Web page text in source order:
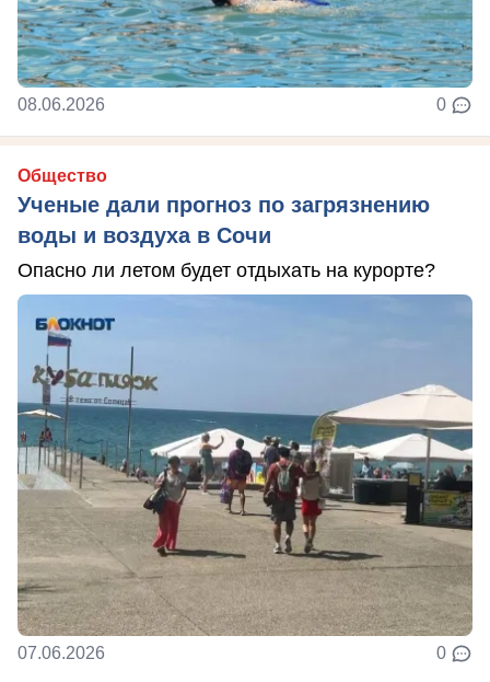
08.06.2026 0
Общество
Ученые дали прогноз по загрязнению
воды и воздуха в Сочи
Опасно ли летом будет отдыхать на курорте?
07.06.2026 0